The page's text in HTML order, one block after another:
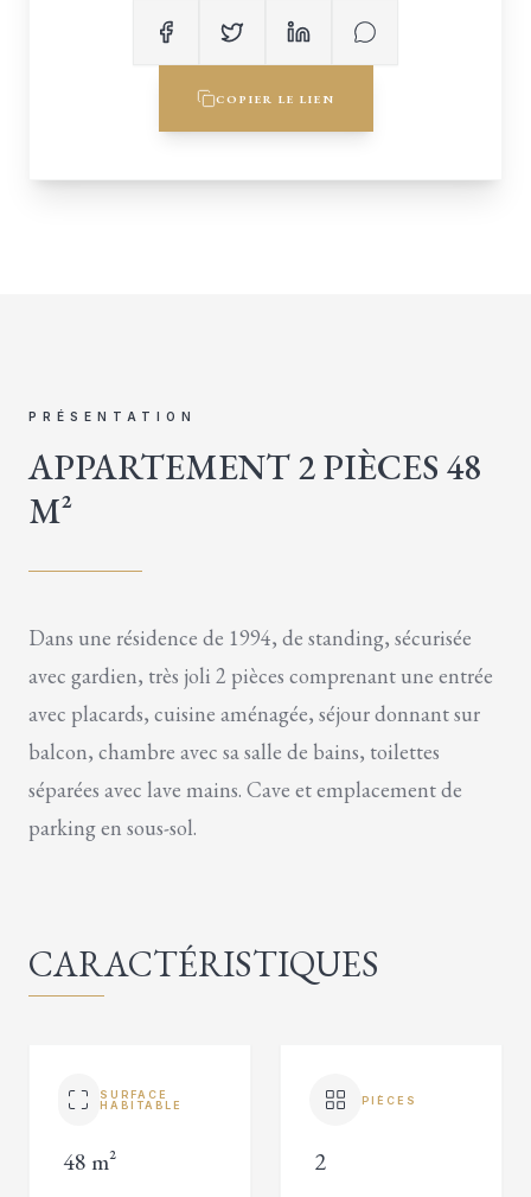
COPIER LE LIEN
PRÉSENTATION
APPARTEMENT 2 PIÈCES 48
M²
Dans une résidence de 1994, de standing, sécurisée
avec gardien, très joli 2 pièces comprenant une entrée
avec placards, cuisine aménagée, séjour donnant sur
balcon, chambre avec sa salle de bains, toilettes
séparées avec lave mains. Cave et emplacement de
parking en sous-sol.
CARACTÉRISTIQUES
SURFACE
HABITABLE
48 m²
PIÈCES
2